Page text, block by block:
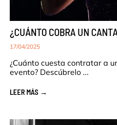
¿CUÁNTO COBRA UN
17/04/2025
¿Cuánto cuesta contratar a
evento? Descúbrelo ...
LEER MÁS →